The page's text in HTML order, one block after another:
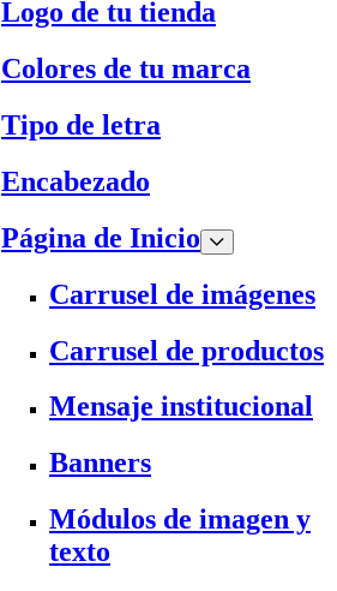
Logo de tu tienda
Colores de tu marca
Tipo de letra
Encabezado
Página de Inicio
Carrusel de imágenes
Carrusel de productos
Mensaje institucional
Banners
Módulos de imagen y
texto